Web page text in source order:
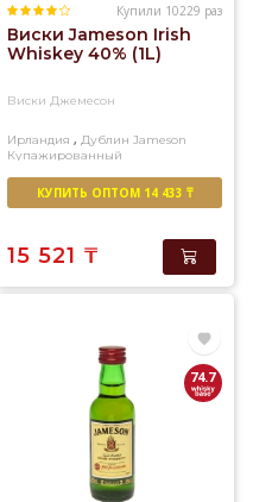
Купили 10229 раз
Виски Jameson Irish
Whiskey 40% (1L)
Виски Джемесон
Ирландия , Дублин Jameson
Купажированный
КУПИТЬ ОПТОМ 14 433 ₸
15 521 ₸
74.7